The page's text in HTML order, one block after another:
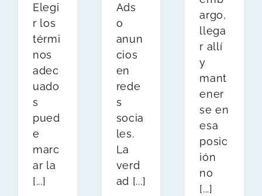
Elegi
r los
térmi
nos
adec
uado
s
pued
e
marc
ar la
[...]
Ads
o
anun
cios
en
rede
s
socia
les.
La
verd
ad [...]
argo,
llega
r allí
y
mant
ener
se en
esa
posic
ión
no
[...]